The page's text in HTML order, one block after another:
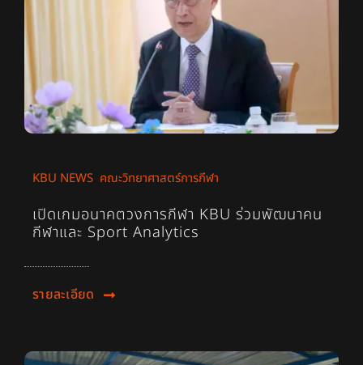
KBU NEWS, คณะวิทยาศาสตร์การกีฬา
เปิดเกมอนาคตวงการกีฬา KBU ร่วมพัฒนาคน
กีฬาและ Sport Analytics
รายละเอียด